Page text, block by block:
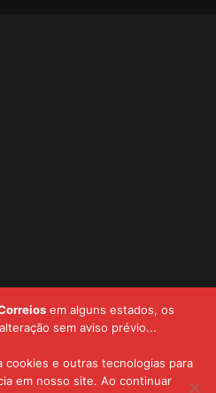
em alguns estados, os
sem aviso prévio...
cookies e outras tecnologias para
em nosso site. Ao continuar